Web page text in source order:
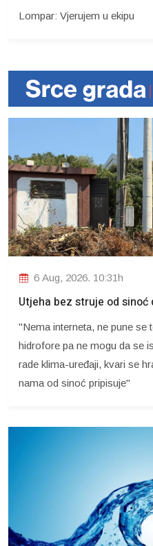
Lompar: Vjerujem u ekipu
6 Aug, 2026. 10:31h
Utjeha bez struje od sinoć
"Nema interneta, ne pune se
hidrofore pa ne mogu da se
rade klima-uređaji, kvari se
nama od sinoć pripisuje"